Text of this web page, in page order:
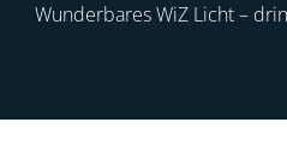
Wunderbares WiZ Licht –